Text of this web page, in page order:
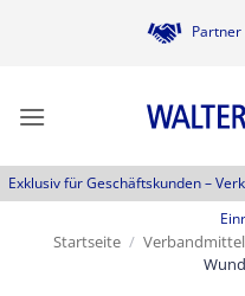
Exklusiv für Geschäftskunden –
Startseite / Verbandmittel